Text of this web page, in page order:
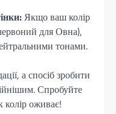
Якщо ваш колір
для Овна),
тонами.
а спосіб зробити
Спробуйте
колір оживає!